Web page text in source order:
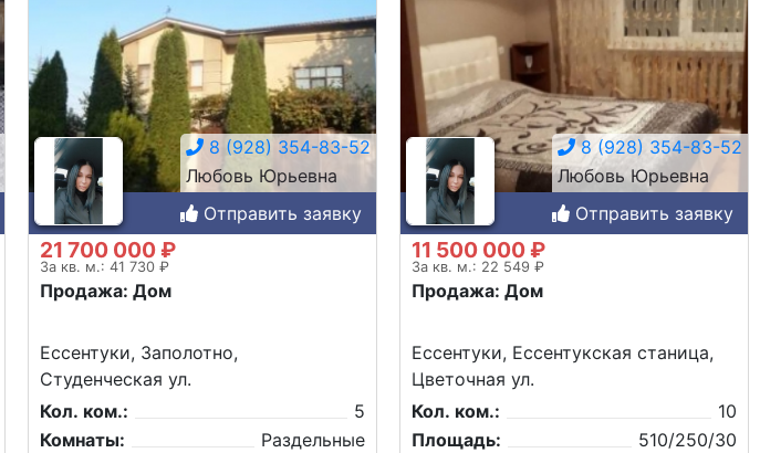
8 (928) 354-83-52
Любовь Юрьевна
Отправить заявку
21 700 000 ₽
За кв. м.: 41 730 ₽
Продажа: Дом
Ессентуки, Заполотно,
Студенческая ул.
Кол. ком.:
5
Комнаты:
Раздельные
8 (928) 354-83-52
Любовь Юрьевна
Отправить заявку
11 500 000 ₽
За кв. м.: 22 549 ₽
Продажа: Дом
Ессентуки, Ессентукская станица,
Цветочная ул.
Кол. ком.:
10
Площадь:
510/250/30